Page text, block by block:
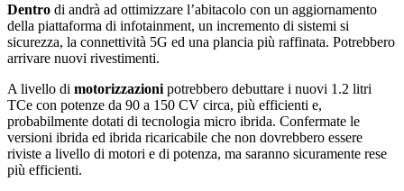
Dentro di andrà ad ottimizzare l’abitacolo con un aggiornamento
della piattaforma di infotainment, un incremento di sistemi si
sicurezza, la connettività 5G ed una plancia più raffinata. Potrebbero
arrivare nuovi rivestimenti.
A livello di motorizzazioni potrebbero debuttare i nuovi 1.2 litri
TCe con potenze da 90 a 150 CV circa, più efficienti e,
probabilmente dotati di tecnologia micro ibrida. Confermate le
versioni ibrida ed ibrida ricaricabile che non dovrebbero essere
riviste a livello di motori e di potenza, ma saranno sicuramente rese
più efficienti.